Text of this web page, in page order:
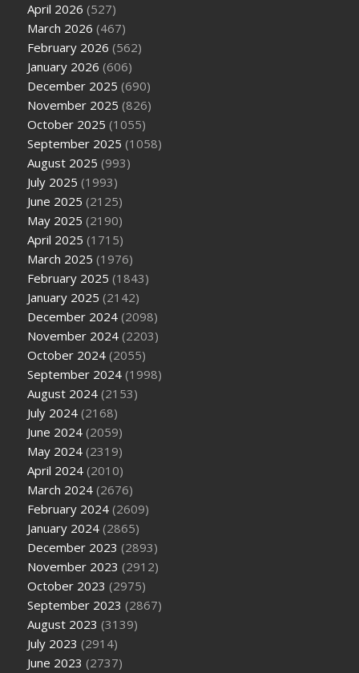
April 2026 (527)
March 2026 (467)
February 2026 (562)
January 2026 (606)
December 2025 (690)
November 2025 (826)
October 2025 (1055)
September 2025 (1058)
August 2025 (993)
July 2025 (1993)
June 2025 (2125)
May 2025 (2190)
April 2025 (1715)
March 2025 (1976)
February 2025 (1843)
January 2025 (2142)
December 2024 (2098)
November 2024 (2203)
October 2024 (2055)
September 2024 (1998)
August 2024 (2153)
July 2024 (2168)
June 2024 (2059)
May 2024 (2319)
April 2024 (2010)
March 2024 (2676)
February 2024 (2609)
January 2024 (2865)
December 2023 (2893)
November 2023 (2912)
October 2023 (2975)
September 2023 (2867)
August 2023 (3139)
July 2023 (2914)
June 2023 (2737)